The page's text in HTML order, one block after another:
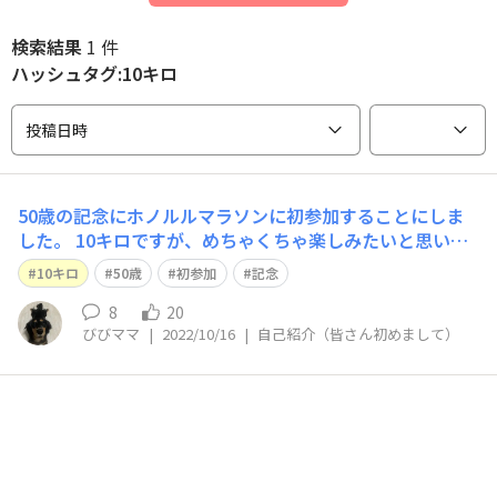
検索結果 1 件
ハッシュタグ:10キロ
投稿日時
50歳の記念にホノルルマラソンに初参加することにしま
した。 10キロですが、めちゃくちゃ楽しみたいと思いま
す😊10キロ 50歳 初参加 記念
8 20
びびママ | 2022/10/16 | 自己紹介（皆さん初めまして）